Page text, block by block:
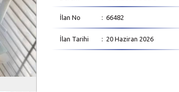
İlan No : 66482
İlan Tarihi : 20 Haziran 2026